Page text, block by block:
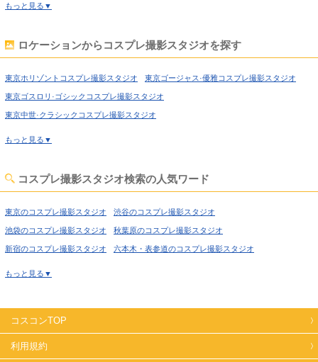
日暮里のコスプレ撮影スタジオ 日本橋のコスプレ撮影スタジオ
飯田橋のコスプレ撮影スタジオ 北千住のコスプレ撮影スタジオ
世田谷のコスプレ撮影スタジオ 田園調布のコスプレ撮影スタジオ
小岩のコスプレ撮影スタジオ
もっと見る▼
ロケーションからコスプレ撮影スタジオを探す
東京ホリゾントコスプレ撮影スタジオ 東京ゴージャス·優雅コスプレ撮影スタジオ
東京ゴスロリ·ゴシックコスプレ撮影スタジオ
東京中世·クラシックコスプレ撮影スタジオ
東京猫足·バスタブコスプレ撮影スタジオ
東京屋上·バルコニーコスプレ撮影スタジオ
東京アイドルステージコスプレ撮影スタジオ 東京廃墟·工場跡コスプレ撮影スタジオ
東京大正ロマン·昭和レトロコスプレ撮影スタジオ
東京カフェ·レストラン·バーコスプレ撮影スタジオ
東京病院·保健室コスプレ撮影スタジオ 東京オフィス·社長室コスプレ撮影スタジオ
もっと見る▼
コスプレ撮影スタジオ検索の人気ワード
東京のコスプレ撮影スタジオ 渋谷のコスプレ撮影スタジオ
池袋のコスプレ撮影スタジオ 秋葉原のコスプレ撮影スタジオ
新宿のコスプレ撮影スタジオ 六本木・表参道のコスプレ撮影スタジオ
上野のコスプレ撮影スタジオ
日暮里のコスプレ撮影スタジオ
飯田橋のコスプレ撮影スタジオ 北千住のコスプレ撮影スタジオ
もっと見る▼
コスコンTOP
利用規約